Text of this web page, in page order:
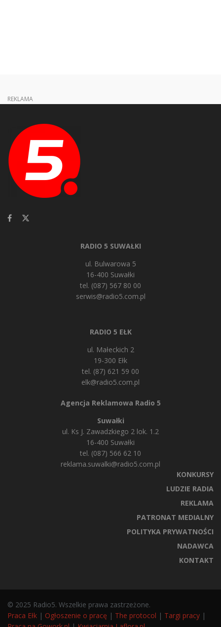
REKLAMA
RADIO 5 SUWAŁKI
ul. Bulwarowa 5
16-400 Suwałki
tel. (087) 567 80 00
serwis@radio5.com.pl
RADIO 5 EŁK
ul. Małeckich 2
19-300 Ełk
tel. (87) 621 59 00
elk@radio5.com.pl
Agencja Reklamowa Radio 5
Suwałki
ul. Ks J. Zawadzkiego 2 lok. 1.2
16-400 Suwałki
tel. (087) 566 62 10
reklama.suwalki@radio5.com.pl
KONKURSY
LUDZIE RADIA
REKLAMA
PATRONAT MEDIALNY
POLITYKA PRYWATNOŚCI
NADAWCA
KONTAKT
© 2025 Radio5. Wszelkie prawa zastrzeżone.
Praca Ełk | Ogłoszenie o pracę | The protocol | Targi pracy |